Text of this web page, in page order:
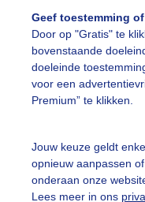
Geef toestemming
Door op "Gratis" te
bovenstaande
doeleinde
voor een
Premium” te klikken.
Jouw keuze geldt
opnieuw aanpassen
onderaan onze
Lees meer in ons
vragen